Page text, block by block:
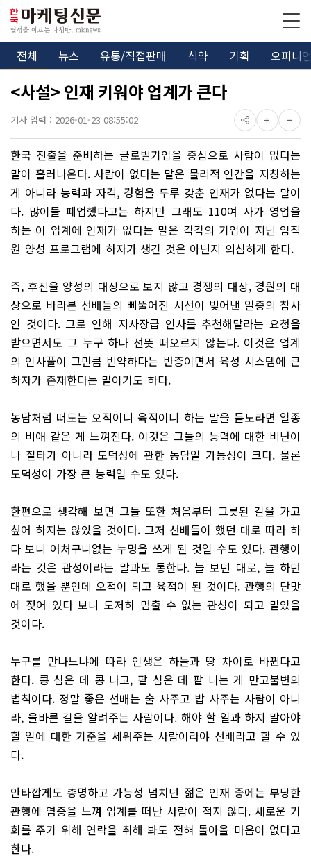
전체 뉴스 유통/직접판매 식약 기획 오피니
<사설> 인재 키워야 업계가 큰다
기사 입력 : 2026-01-23 08:55:02
한국 진출을 준비하는 글로벌기업을 중심으로 사람이 없다는
말이 흘러나온다. 사람이 없다는 말은 물리적 인간을 지칭하는
게 아니라 능력과 자격, 경험을 두루 갖춘 인재가 없다는 말이
다. 많이들 폐업했다고는 하지만 그래도 110여 사가 영업을
하는 이 업계에 인재가 없다는 말은 각각의 기업이 지닌 임직
원 양성 프로그램에 하자가 생긴 것은 아닌지 의심하게 한다.
즉, 후진을 양성의 대상으로 보지 않고 경쟁의 대상, 경원의 대
상으로 바라본 선배들의 삐뚤어진 시선이 빚어낸 일종의 참사
인 것이다. 그로 인해 지사장급 인사를 추천해달라는 요청을
받으면서도 그 누구 하나 선뜻 떠오르지 않는다. 이것은 업계
의 인사풀이 그만큼 빈약하다는 반증이면서 육성 시스템에 큰
하자가 존재한다는 말이기도 하다.
농담처럼 떠도는 오적이니 육적이니 하는 말을 듣노라면 일종
의 비애 같은 게 느껴진다. 이것은 그들의 능력에 대한 비난이
나 질타가 아니라 도덕성에 관한 농담일 가능성이 크다. 물론
도덕성이 가장 큰 능력일 수도 있다.
한편으로 생각해 보면 그들 또한 처음부터 그릇된 길을 가고
싶어 하지는 않았을 것이다. 그저 선배들이 했던 대로 따라 하
다 보니 어처구니없는 누명을 쓰게 된 것일 수도 있다. 관행이
라는 것은 관성이라는 말과도 통한다. 늘 보던 대로, 늘 하던
대로 했을 뿐인데 오적이 되고 육적이 된 것이다. 관행의 단맛
에 젖어 있다 보니 도저히 멈출 수 없는 관성이 되고 말았을
것이다.
누구를 만나느냐에 따라 인생은 하늘과 땅 차이로 바뀐다고
한다. 콩 심은 데 콩 나고, 팥 심은 데 팥 나는 게 만고불변의
법칙이다. 정말 좋은 선배는 술 사주고 밥 사주는 사람이 아니
라, 올바른 길을 알려주는 사람이다. 해야 할 일과 하지 말아야
할 일에 대한 기준을 세워주는 사람이라야 선배라고 할 수 있
다.
안타깝게도 총명하고 가능성 넘치던 젊은 인재 중에는 부당한
관행에 염증을 느껴 업계를 떠난 사람이 적지 않다. 새로운 기
회를 주기 위해 연락을 취해 봐도 전혀 돌아올 마음이 없다고
한다.